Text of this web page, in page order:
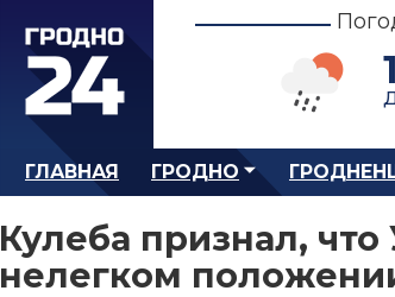
ГЛАВНАЯ ГРОДНО
Кулеба признал,
нелегком